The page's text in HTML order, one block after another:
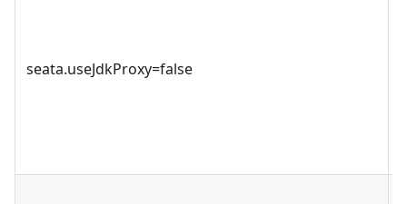
seata.useJdkProxy=false